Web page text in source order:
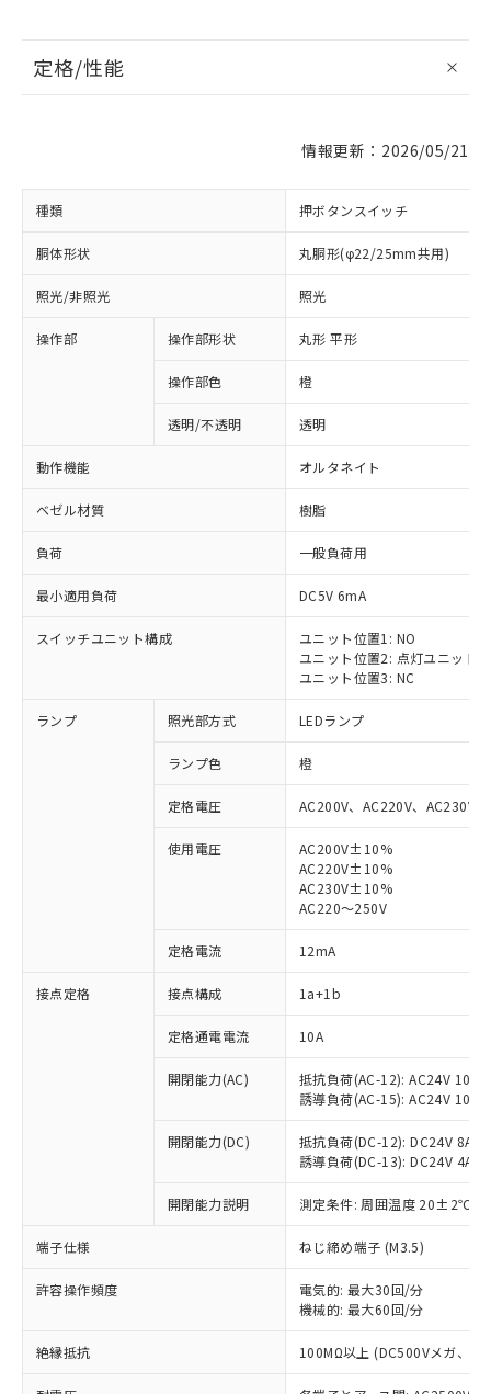
定格/性能
情報更新：2026/05/21
種類 押ボタンスイッチ
胴体形状 丸胴形(φ22/25mm共用)
照光/非照光 照光
操作部 操作部形状 丸形 平形
操作部色 橙
透明/不透明 透明
動作機能 オルタネイト
ベゼル材質 樹脂
負荷 一般負荷用
最小適用負荷 DC5V 6mA
スイッチユニット構成
ユニット位置1: NO
ユニット位置2: 点灯ユニット
ユニット位置3: NC
ランプ 照光部方式 LEDランプ
ランプ色 橙
定格電圧 AC200V、AC220V、AC230V
使用電圧
AC200V±10%
AC220V±10%
AC230V±10%
AC220～250V
定格電流 12mA
接点定格 接点構成 1a+1b
定格通電電流 10A
開閉能力(AC)
抵抗負荷(AC-12): AC24V 10A/
誘導負荷(AC-15): AC24V
開閉能力(DC)
抵抗負荷(DC-12): DC24V 8A/
誘導負荷(DC-13): DC24V 4A/
開閉能力説明 測定条件: 周囲温度 20±2℃、
端子仕様 ねじ締め端子 (M3.5)
許容操作頻度
電気的: 最大30回/分
機械的: 最大60回/分
絶縁抵抗 100MΩ以上 (DC500Vメガ、点
ご利用条件
以下の条件をお読みいただき、同意のうえ
ご利用ください。
本サービスは、当社制御機器事業取扱
商品の当社在庫状況および標準価格
(税抜)を提供させていただくもので
当社制御機器事業取扱商品の中には、
本サービスの対象外となる商品もある
※1 対応状況
対応済み：EU RoHS指令（10物質）の
非含有に対応した製品が提供可能な商品で
対応予定：EU RoHS指令（10物質）の非含
有に対応した製品に切り替える予定のある
対応予定なし：EU RoHS指令（10物質）の
非含有に非対応の商品で、対応品を出す予
調査・確認中：EU RoHS指令（10物質）の
非含有の対応状況を調査中または確認中の
商品です。
非該当品：ライセンス料など無形物で、有
害物質有無と関係のない商品です。
仕入先様の事情により、非含有部品として
いたものが、含有品と判明した場合などや
「○」：最大均質材料含有率が中国RoHSの
基準値以下であることを示します。
「×」：最大均質材料含有率が中国RoHSの
基準値を超えていることを示します。
当社は、これら貴社製品のうち、外国